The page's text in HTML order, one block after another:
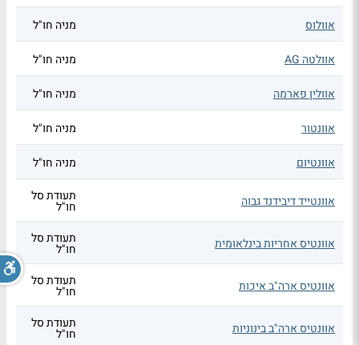
אוולוס מניה חו"ל
אוולטה AG מניה חו"ל
אוולין פארמה מניה חו"ל
אוונטור מניה חו"ל
אוונטיום מניה חו"ל
אוונטייד דיבידנד גבוה תעודת סל
חו"ל
אוונטיס אחריות בינלאומית תעודת סל
חו"ל
אוונטיס ארה"ב איכות תעודת סל
חו"ל
אוונטיס ארה"ב בינוניות תעודת סל
חו"ל